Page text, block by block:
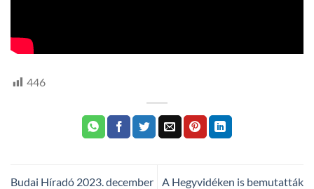
446
Budai Híradó 2023. december
A Hegyvidéken is bemutatták